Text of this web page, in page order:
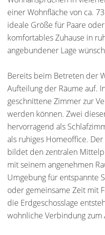
einer Wohnfläche von ca.
ideale Größe für Paare
komfortables Zuhause in
angebundener Lage
Bereits beim Betreten der
Aufteilung der Räume auf.
geschnittene Zimmer zur
werden können. Zwei
hervorragend als
als ruhiges Homeoffice.
bildet den zentralen
mit seinem angenehmen
Umgebung für entspannte
oder gemeinsame Zeit mit
die Erdgeschosslage
wohnliche Verbindung zum